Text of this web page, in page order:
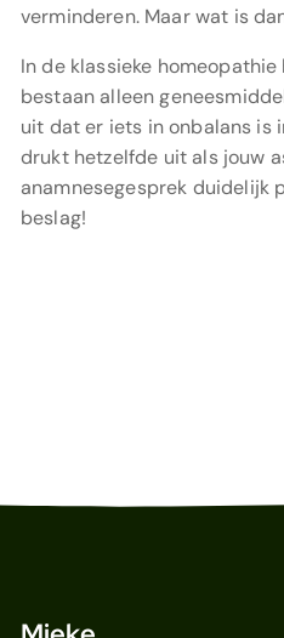
verminderen. Maar wat is
In de klassieke
bestaan alleen
uit dat er iets in onbalans is
drukt hetzelfde uit als jouw
anamnesegesprek duidelijk
beslag!